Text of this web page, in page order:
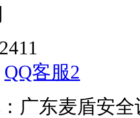
QQ客服2
广东麦盾安